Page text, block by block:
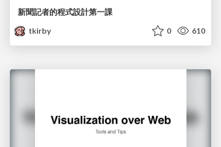
新聞記者的程式設計第一課
tkirby
0 610